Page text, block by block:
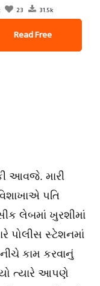
23 31.5k
Read Free
આવજે. મારી
પતિ
લેબમાં ખુરશીમાં
પોલીસ સ્ટેશનમાં
કામ કરવાનું
ત્યારે આપણે